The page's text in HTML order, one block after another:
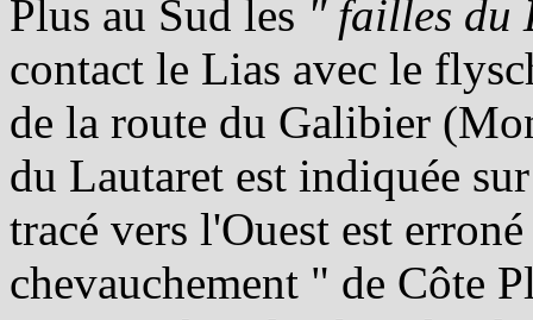
Plus au Sud les " failles du
contact le Lias avec le
de la route du Galibier
du Lautaret est indiquée
tracé vers l'Ouest est
chevauchement " de Côte